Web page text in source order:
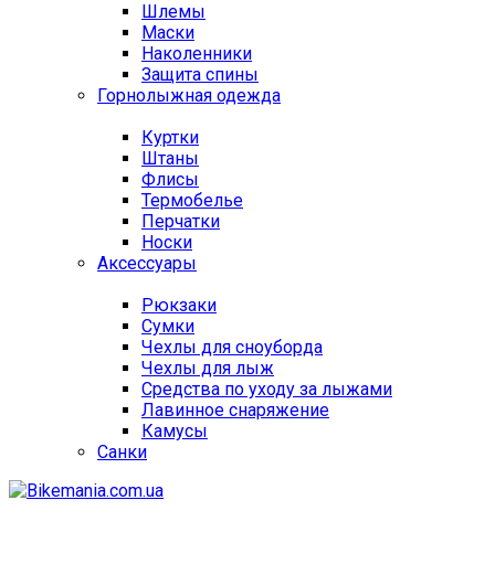
Шлемы
Маски
Наколенники
Защита спины
Горнолыжная одежда
Куртки
Штаны
Флисы
Термобелье
Перчатки
Носки
Аксессуары
Рюкзаки
Сумки
Чехлы для сноуборда
Чехлы для лыж
Средства по уходу за лыжами
Лавинное снаряжение
Камусы
Санки